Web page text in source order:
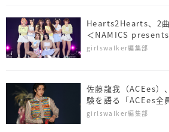
Hearts2Hearts、2
＜NAMICS
girlswalker編集部
佐藤⿓我（ACEes）
験を語る「ACEes全
＜NAMICS presents
girlswalker編集部